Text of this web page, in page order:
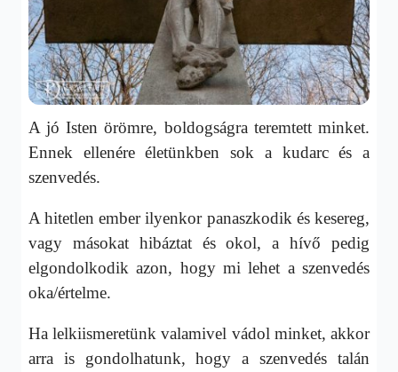
A jó Isten örömre, boldogságra teremtett minket.
Ennek ellenére életünkben sok a kudarc és a
szenvedés.
A hitetlen ember ilyenkor panaszkodik és kesereg,
vagy másokat hibáztat és okol, a hívő pedig
elgondolkodik azon, hogy mi lehet a szenvedés
oka/értelme.
Ha lelkiismeretünk valamivel vádol minket, akkor
arra is gondolhatunk, hogy a szenvedés talán